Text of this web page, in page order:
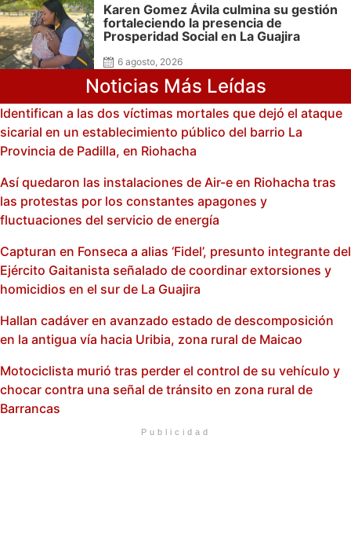
Karen Gomez Ávila culmina su gestión
fortaleciendo la presencia de
Prosperidad Social en La Guajira
6 agosto, 2026
Noticias Más Leídas
Identifican a las dos víctimas mortales que dejó el ataque
sicarial en un establecimiento público del barrio La
Provincia de Padilla, en Riohacha
Así quedaron las instalaciones de Air-e en Riohacha tras
las protestas por los constantes apagones y
fluctuaciones del servicio de energía
Capturan en Fonseca a alias ‘Fidel’, presunto integrante del
Ejército Gaitanista señalado de coordinar extorsiones y
homicidios en el sur de La Guajira
Hallan cadáver en avanzado estado de descomposición
en la antigua vía hacia Uribia, zona rural de Maicao
Motociclista murió tras perder el control de su vehículo y
chocar contra una señal de tránsito en zona rural de
Barrancas
Publicidad